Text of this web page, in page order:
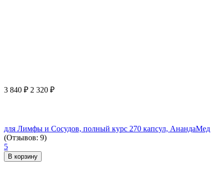
3 840 ₽ 2 320 ₽
для Лимфы и Сосудов, полный курс 270 капсул, АнандаМед
(Отзывов: 9)
5
В корзину